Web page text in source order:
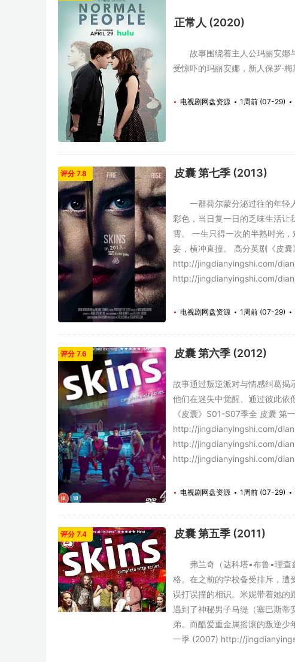
正常人 (2020)
故事围绕着主人公玛丽安娜与
受惊吓的玛丽安娜，新人保罗·
电视剧网盘资源 1周前 (07-29)
评分 7.8 皮囊 第七季 (2013)
一群荷尔蒙分泌过往的年轻人
彩色，当日复一日的乏味生活让
霄。 一生只得一次的半熟时光
妄，横冲直撞。 高分英剧《皮
http://jingdianyingshi.com/
http://jingdianyingshi.com/
电视剧网盘资源 1周前 (07-29)
评分 7.6 皮囊 第六季 (2012)
故事通过叛逆派对与情感纠葛揭
他们在迷失中觉醒、通过彼此依
《皮囊》S01-S07季全 皮囊
http://jingdianyingshi.com/
http://jingdianyingshi.com/
http://jingdianyingshi.com/
电视剧网盘资源 1周前 (07-29)
评分 7.4 皮囊 第五季 (2011)
弗兰奇（达科塔•布鲁•理查
格。在之前的学校备受排斥，遭
误打误撞的相识。米妮带着她的
遇到了神秘男子马缇（塞巴斯
弟。而酷爱重金属摇滚的叛逆
一季 (2007) http://